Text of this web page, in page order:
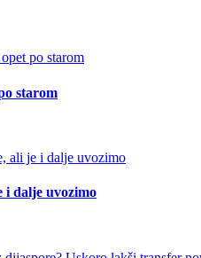
starom
i dalje uvozimo